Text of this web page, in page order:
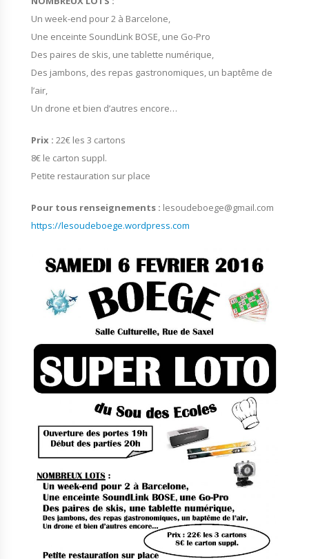
Un week-end pour 2 à Barcelone,
Une enceinte SoundLink BOSE, une Go-Pro
Des paires de skis, une tablette numérique,
Des jambons, des repas gastronomiques, un baptême de
l’air,
Un drone et bien d’autres encore…
Prix : 22€ les 3 cartons
8€ le carton suppl.
Petite restauration sur place
Pour tous renseignements : lesoudeboege@gmail.com
https://lesoudeboege.wordpress.com